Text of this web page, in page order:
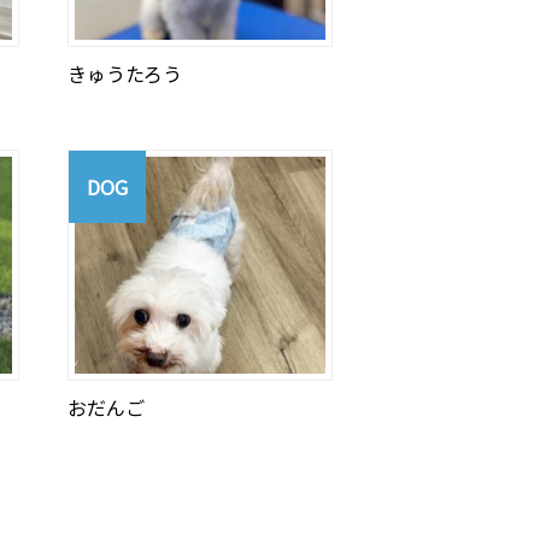
きゅうたろう
DOG
おだんご